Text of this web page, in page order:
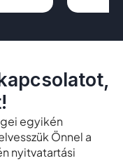
egyikén
Önnel a
nyitvatartási